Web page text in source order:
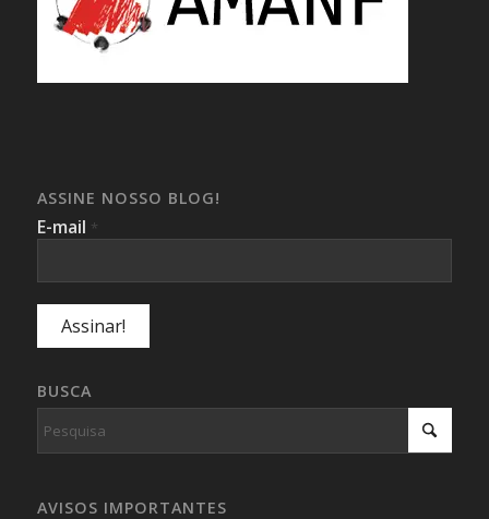
ASSINE NOSSO BLOG!
E-mail *
BUSCA
AVISOS IMPORTANTES